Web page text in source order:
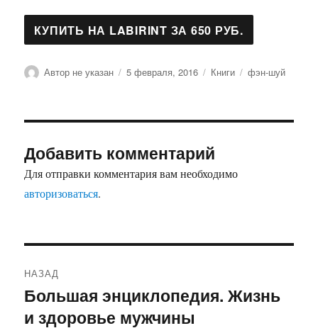
Автор
Автор не указан Опубликовано
5 февраля, 2016 Рубрики
Книги Метки
фэн-шуй
Добавить комментарий
Для отправки комментария вам необходимо
авторизоваться.
по
записям
НАЗАД
Предыдущая
запись:
Большая энциклопедия. Жизнь
и здоровье мужчины